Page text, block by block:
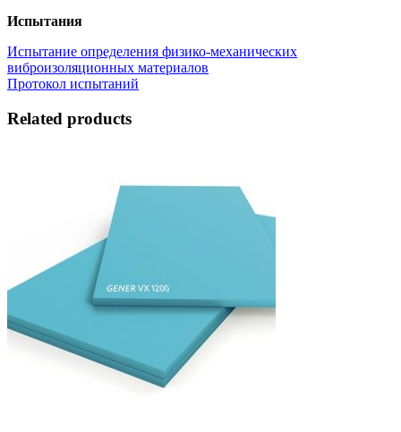
Испытания
Испытание определения физико-механических
виброизоляционных материалов
Протокол испытаний
Related products